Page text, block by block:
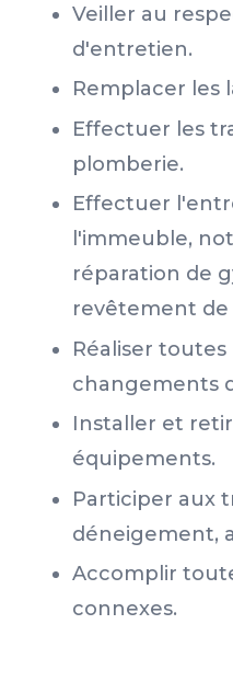
Veiller au
d'entretien.
Remplacer les
Effectuer les
plomberie.
Effectuer
l'immeuble,
réparation de
revêtement
Réaliser
changements
Installer et
équipements.
Participer aux
déneigement,
Accomplir
connexes.